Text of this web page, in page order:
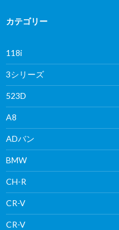
カテゴリー
118i
3シリーズ
523D
A8
ADバン
BMW
CH-R
CR-V
CR-V